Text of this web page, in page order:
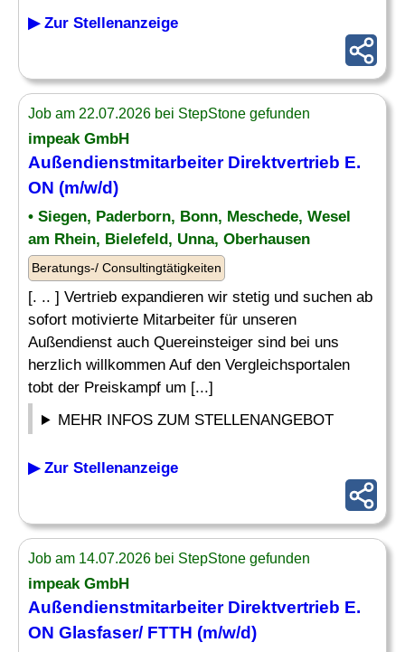
▶ Zur Stellenanzeige
Job am 22.07.2026 bei StepStone gefunden
impeak GmbH
Außendienstmitarbeiter Direktvertrieb E.
ON (m/w/d)
• Siegen, Paderborn, Bonn, Meschede, Wesel
am Rhein, Bielefeld, Unna, Oberhausen
Beratungs-/ Consultingtätigkeiten
[. .. ] Vertrieb expandieren wir stetig und suchen ab
sofort motivierte Mitarbeiter für unseren
Außendienst auch Quereinsteiger sind bei uns
herzlich willkommen Auf den Vergleichsportalen
tobt der Preiskampf um [...]
MEHR INFOS ZUM STELLENANGEBOT
▶ Zur Stellenanzeige
Job am 14.07.2026 bei StepStone gefunden
impeak GmbH
Außendienstmitarbeiter Direktvertrieb E.
ON Glasfaser/ FTTH (m/w/d)